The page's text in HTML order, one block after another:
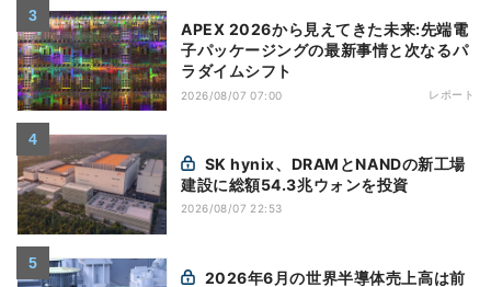
APEX 2026から見えてきた未来:先端電
子パッケージングの最新事情と次なるパ
ラダイムシフト
2026/08/07 07:00 レポート
建設に総額54.3兆ウォンを投資
2026/08/07 22:53